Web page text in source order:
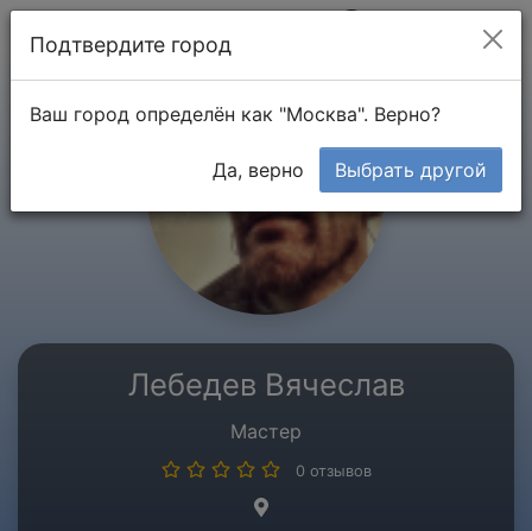
Лебедев Вячеслав
Мастер
0 отзывов
Подтвердите город
Ваш город определён как "Москва". Верно?
Да, верно Выбрать другой